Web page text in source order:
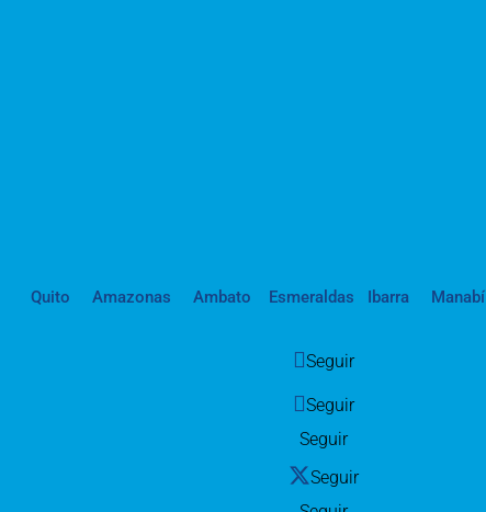
Quito Amazonas Ambato Esmeraldas Ibarra Manabí
Seguir
Seguir
Seguir
Seguir